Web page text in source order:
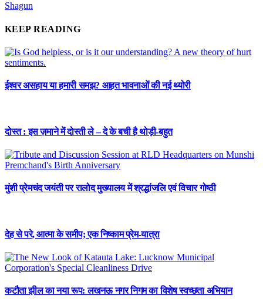
Shagun
KEEP READING
ईश्वर असहाय या हमारी समझ? आहत भावनाओं की नई थ्योरी
दोस्त : इस ज़माने में दोस्ती ले – दे के बची है थोड़ी-बहुत
मुंशी प्रेमचंद जयंती पर रालोद मुख्यालय में श्रद्धांजलि एवं विचार गोष्ठी
देह से परे, आत्मा के समीप; एक निष्काम प्रेम-यात्रा
कटौता झील का नया रूप: लखनऊ नगर निगम का विशेष स्वच्छता अभियान